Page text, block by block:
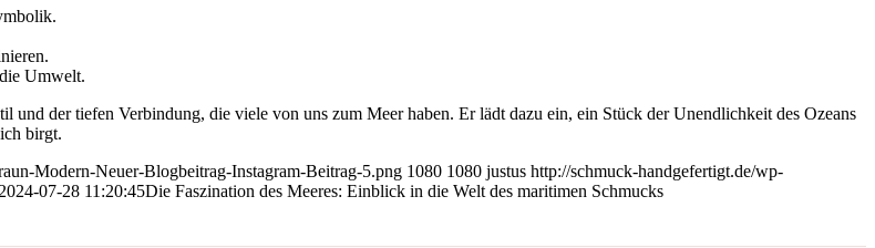
Umwelt.
der tiefen Verbindung, die viele von uns zum Meer haben. Er lädt dazu ein, ein Stück der Unendlichkeit des Ozeans
birgt.
Modern-Neuer-Blogbeitrag-Instagram-Beitrag-5.png 1080 1080 justus http://schmuck-handgefertigt.de/wp-
2024-07-28 11:20:45Die Faszination des Meeres: Einblick in die Welt des maritimen Schmucks